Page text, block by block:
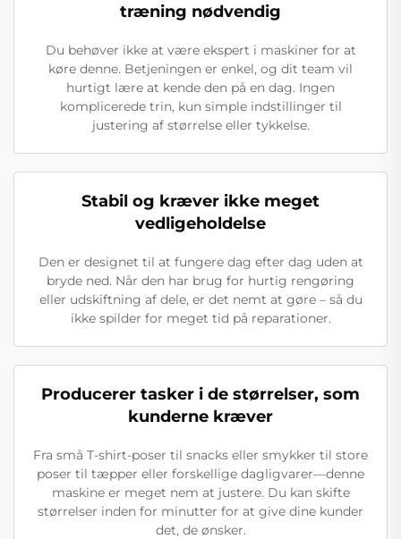
træning nødvendig
Du behøver ikke at være ekspert i maskiner for at
køre denne. Betjeningen er enkel, og dit team vil
hurtigt lære at kende den på en dag. Ingen
komplicerede trin, kun simple indstillinger til
justering af størrelse eller tykkelse.
Stabil og kræver ikke meget
vedligeholdelse
Den er designet til at fungere dag efter dag uden at
bryde ned. Når den har brug for hurtig rengøring
eller udskiftning af dele, er det nemt at gøre – så du
ikke spilder for meget tid på reparationer.
Producerer tasker i de størrelser, som
kunderne kræver
Fra små T-shirt-poser til snacks eller smykker til store
poser til tæpper eller forskellige dagligvarer—denne
maskine er meget nem at justere. Du kan skifte
størrelser inden for minutter for at give dine kunder
det, de ønsker.